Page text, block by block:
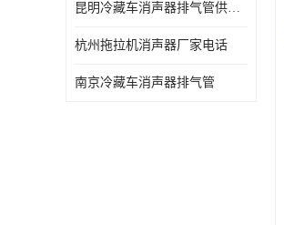
昆明冷藏车消声器排气管供货商 可定制
杭州拖拉机消声器厂家电话
南京冷藏车消声器排气管